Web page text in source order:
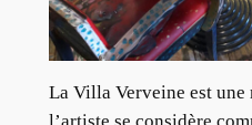
La Villa Verveine est